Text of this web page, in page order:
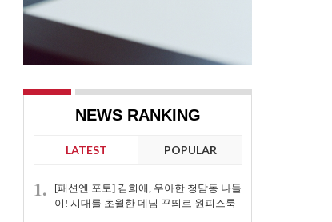
NEWS RANKING
LATEST POPULAR
1.
[패션엔 포토] 김희애, 우아한 청담동 나들
이! 시대를 초월한 데님 꾸띄르 원피스룩